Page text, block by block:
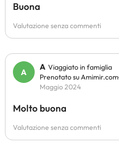
Buona
Valutazione senza commenti
A Viaggiato in famiglia
Prenotato su Amimir.com
Maggio 2024
Molto buona
Valutazione senza commenti